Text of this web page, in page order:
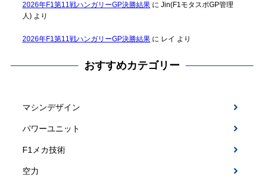
2026年F1第11戦ハンガリーGP決勝結果に Jin(F1モタスポGP管理
人)より
2026年F1第11戦ハンガリーGP決勝結果に レイ より
おすすめカテゴリー
マシンデザイン
パワーユニット
F1メカ技術
空力